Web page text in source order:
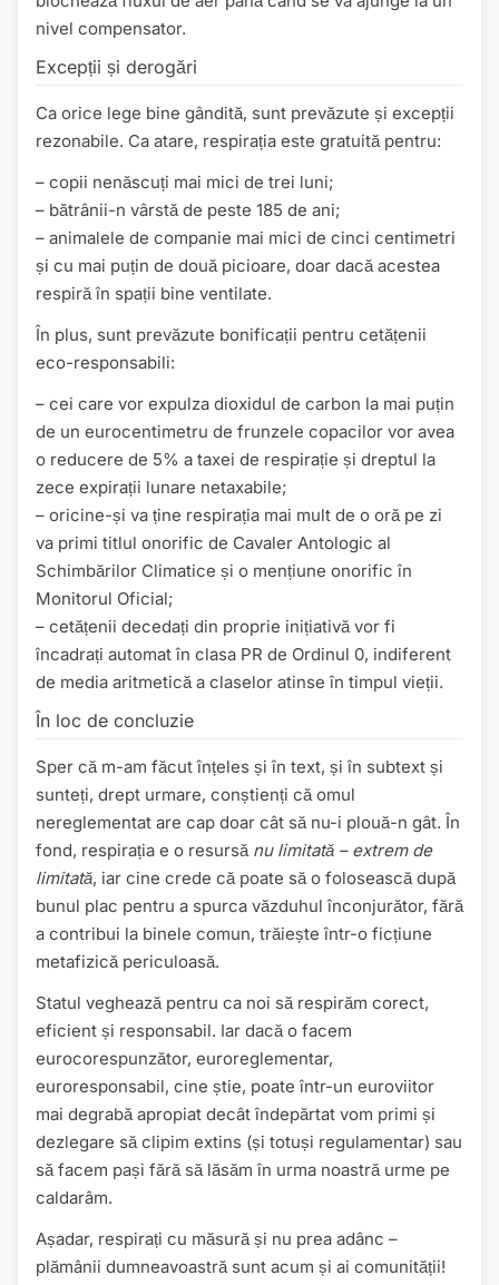
nivel compensator.
Excepții și derogări
Ca orice lege bine gândită, sunt prevăzute și excepții
rezonabile. Ca atare, respirația este gratuită pentru:
– copii nenăscuți mai mici de trei luni;
– bătrânii-n vârstă de peste 185 de ani;
– animalele de companie mai mici de cinci centimetri
și cu mai puțin de două picioare, doar dacă acestea
respiră în spații bine ventilate.
În plus, sunt prevăzute bonificații pentru cetățenii
eco-responsabili:
– cei care vor expulza dioxidul de carbon la mai puțin
de un eurocentimetru de frunzele copacilor vor avea
o reducere de 5% a taxei de respirație și dreptul la
zece expirații lunare netaxabile;
– oricine-și va ține respirația mai mult de o oră pe zi
va primi titlul onorific de Cavaler Antologic al
Schimbărilor Climatice și o mențiune onorific în
Monitorul Oficial;
– cetățenii decedați din proprie inițiativă vor fi
încadrați automat în clasa PR de Ordinul 0, indiferent
de media aritmetică a claselor atinse în timpul vieții.
În loc de concluzie
Sper că m-am făcut înțeles și în text, și în subtext și
sunteți, drept urmare, conștienți că omul
nereglementat are cap doar cât să nu-i plouă-n gât. În
fond, respirația e o resursă nu limitată – extrem de
limitată, iar cine crede că poate să o folosească după
bunul plac pentru a spurca văzduhul înconjurător, fără
a contribui la binele comun, trăiește într-o ficțiune
metafizică periculoasă.
Statul veghează pentru ca noi să respirăm corect,
eficient și responsabil. Iar dacă o facem
eurocorespunzător, euroreglementar,
euroresponsabil, cine știe, poate într-un euroviitor
mai degrabă apropiat decât îndepărtat vom primi și
dezlegare să clipim extins (și totuși regulamentar) sau
să facem pași fără să lăsăm în urma noastră urme pe
caldarâm.
Așadar, respirați cu măsură și nu prea adânc –
plămânii dumneavoastră sunt acum și ai comunității!